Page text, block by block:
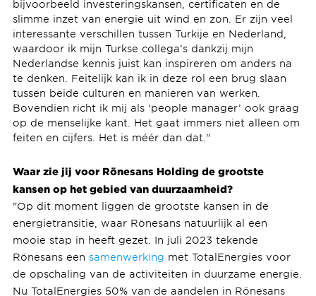
bijvoorbeeld investeringskansen, certificaten en de
slimme inzet van energie uit wind en zon. Er zijn veel
interessante verschillen tussen Turkije en Nederland,
waardoor ik mijn Turkse collega’s dankzij mijn
Nederlandse kennis juist kan inspireren om anders na
te denken. Feitelijk kan ik in deze rol een brug slaan
tussen beide culturen en manieren van werken.
Bovendien richt ik mij als ‘people manager’ ook graag
op de menselijke kant. Het gaat immers niet alleen om
feiten en cijfers. Het is méér dan dat."
Waar zie jij voor Rönesans Holding de grootste
kansen op het gebied van duurzaamheid?
"Op dit moment liggen de grootste kansen in de
energietransitie, waar Rönesans natuurlijk al een
mooie stap in heeft gezet. In juli 2023 tekende
Rönesans een samenwerking met TotalEnergies voor
de opschaling van de activiteiten in duurzame energie.
Nu TotalEnergies 50% van de aandelen in Rönesans